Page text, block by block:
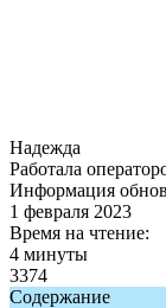
Надежда
Работала
Информация
1 февраля 2023
Время на чтение:
4 минуты
3374
Содержание